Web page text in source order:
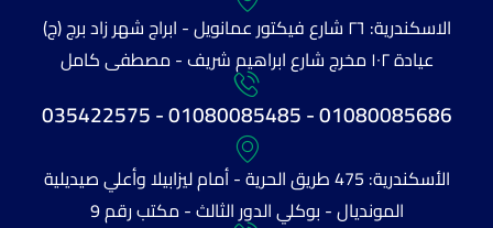
الاسكندرية: ٢٦ شارع فيكتور عمانويل - ابراج شهر زاد برج (ج)
عيادة ١٠٢ مخرج شارع ابراهيم شريف - مصطفى كامل
01080085686 - 01080085485 - 035422575
الأسكندرية: 475 طريق الحرية - أمام ليزابيلا وأعلي صيديلية
المونديال - بوكلي الدور الثالث - مكتب رقم 9